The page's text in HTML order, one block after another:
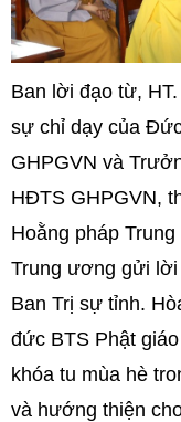
Ban lời đạo từ,
sự chỉ dạy của
GHPGVN và
HĐTS GHPGVN,
Hoằng pháp
Trung ương gửi
Ban Trị sự tỉnh.
đức BTS Phật
khóa tu mùa hè
và hướng thiện